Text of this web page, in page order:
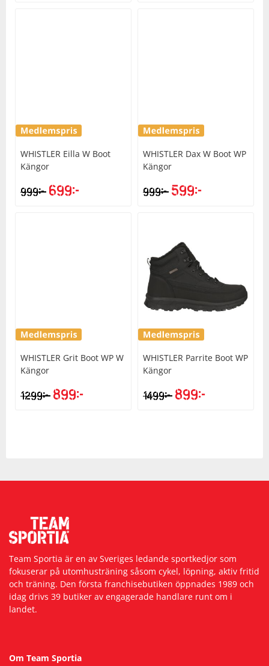
WHISTLER Eilla W Boot
Kängor
999kr 699kr
WHISTLER Dax W Boot WP
Kängor
999kr 599kr
WHISTLER Grit Boot WP W
Kängor
1299kr 899kr
WHISTLER Parrite Boot WP
Kängor
1499kr 899kr
Team Sportia är en av Sveriges ledande sportkedjor som
fokuserar på utomhusträning såsom cykel, löpning, aktiv fritid
och träning. Den första franchisebutiken öppnades 1989 och
idag drivs 39 butiker av engagerade handlare runt om i
landet.
Om Team Sportia